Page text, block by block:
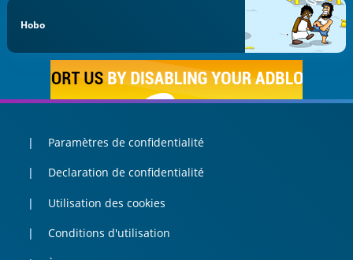
Hobo
Paramètres de confidentialité
Declaration de confidentialité
Utilisation des cookies
Conditions d'utilisation